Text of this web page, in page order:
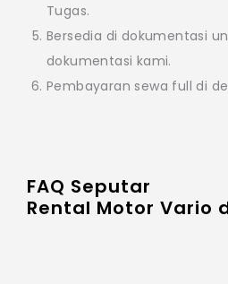
Tugas.
Bersedia di dokumentasi
dokumentasi kami.
Pembayaran sewa full di
FAQ Seputar
Rental Motor Vario